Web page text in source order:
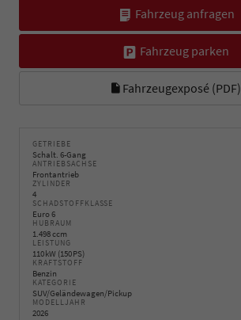
Fahrzeug anfragen
Fahrzeug parken
Fahrzeugexposé (PDF)
GETRIEBE
Schalt. 6-Gang
ANTRIEBSACHSE
Frontantrieb
ZYLINDER
4
SCHADSTOFFKLASSE
Euro 6
HUBRAUM
1.498 ccm
LEISTUNG
110 kW (150 PS)
KRAFTSTOFF
Benzin
KATEGORIE
SUV/Geländewagen/Pickup
MODELLJAHR
2026